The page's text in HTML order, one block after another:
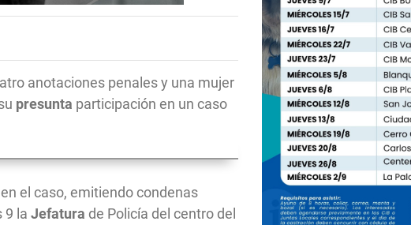
anotaciones penales y una mujer
presunta participación en un caso
el caso, emitiendo condenas
9 la Jefatura de Policía del centro del